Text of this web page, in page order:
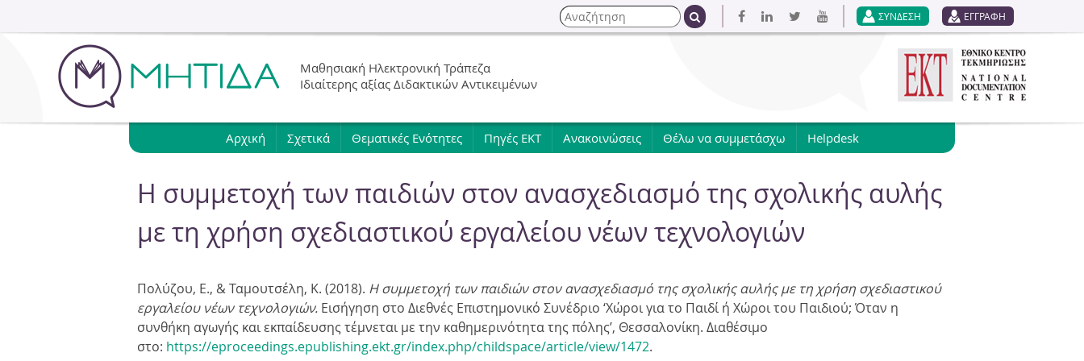
Jump to navigation ΣΥΝΔΕΣΗ ΕΓΓΡΑΦΗ
Φ
ρ
μ
α
α
α
ζ
Α
ν
η
σ
Μαθησιακή Ηλεκτρονική Τράπεζα
Ιδιαίτερης αξίας Διδακτικών Αντικειμένων
Αρχική Σχετικά Θεματικές Ενότητες Πηγές ΕΚΤ Ανακοινώσεις Θέλω να συμμετάσχω Helpdesk
Η συμμετοχή των παιδιών στον ανασχεδιασμό της σχολικής αυλής
με τη χρήση σχεδιαστικού εργαλείου νέων τεχνολογιών
Πολύζου, Ε., & Ταμουτσέλη, Κ. (2018). Η συμμετοχή των παιδιών στον ανασχεδιασμό της σχολικής αυλής με τη χρήση σχεδιαστικού
εργαλείου νέων τεχνολογιών. Εισήγηση στο Διεθνές Επιστημονικό Συνέδριο ‘Χώροι για το Παιδί ή Χώροι του Παιδιού; Όταν η
συνθήκη αγωγής και εκπαίδευσης τέμνεται με την καθημερινότητα της πόλης’, Θεσσαλονίκη. Διαθέσιμο
στο: https://eproceedings.epublishing.ekt.gr/index.php/childspace/article/view/1472.